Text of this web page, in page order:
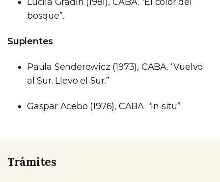
bosque”.
Suplentes
Paula Senderowicz (1973), CABA. “Vuelvo
al Sur. Llevo el Sur.”
Gaspar Acebo (1976), CABA. “In situ”
Trámites